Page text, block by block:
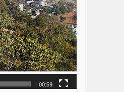
00:59